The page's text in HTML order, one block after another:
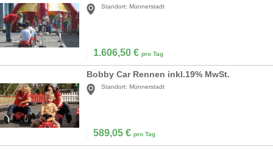
Standort: Münnerstadt
1.606,50 € pro Tag
Bobby Car Rennen inkl.19% MwSt.
Standort: Münnerstadt
589,05 € pro Tag